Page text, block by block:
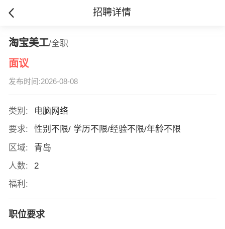
招聘详情
淘宝美工/全职
面议
发布时间:2026-08-08
类别:
电脑网络
要求:
性别不限/ 学历不限/经验不限/年龄不限
区域:
青岛
人数:
2
福利:
职位要求